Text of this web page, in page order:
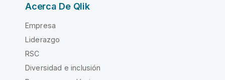
Acerca De Qlik
Empresa
Liderazgo
RSC
Diversidad e inclusión